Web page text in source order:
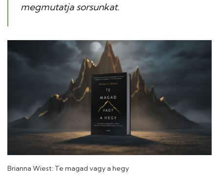
megmutatja sorsunkat.
Brianna Wiest: Te magad vagy a hegy